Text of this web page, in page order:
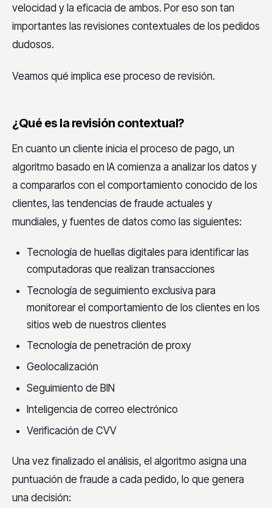
velocidad y la eficacia de ambos. Por eso son tan
importantes las revisiones contextuales de los pedidos
dudosos.
Veamos qué implica ese proceso de revisión.
¿Qué es la revisión contextual?
En cuanto un cliente inicia el proceso de pago, un
algoritmo basado en IA comienza a analizar los datos y
a compararlos con el comportamiento conocido de los
clientes, las tendencias de fraude actuales y
mundiales, y fuentes de datos como las siguientes:
Tecnología de huellas digitales para identificar las
computadoras que realizan transacciones
Tecnología de seguimiento exclusiva para
monitorear el comportamiento de los clientes en los
sitios web de nuestros clientes
Tecnología de penetración de proxy
Geolocalización
Seguimiento de BIN
Inteligencia de correo electrónico
Verificación de CVV
Una vez finalizado el análisis, el algoritmo asigna una
puntuación de fraude a cada pedido, lo que genera
una decisión: